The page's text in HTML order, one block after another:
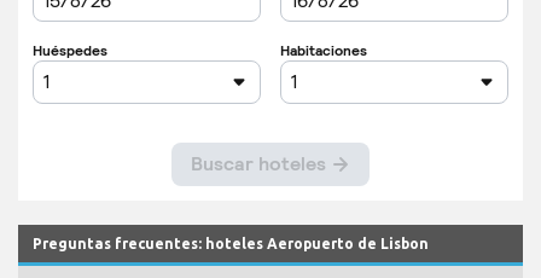
Preguntas frecuentes: hoteles Aeropuerto de Lisbon